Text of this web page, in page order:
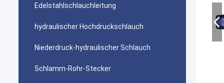
Edelstahlschlauchleitung
hydraulischer Hochdruckschlauch
Niederdruck-hydraulischer Schlauch
Schlamm-Rohr-Stecker